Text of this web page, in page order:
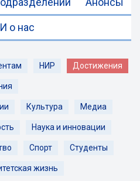
о нас
НИР Достижения
Культура Медиа
Наука и инновации
Спорт Студенты
жизнь